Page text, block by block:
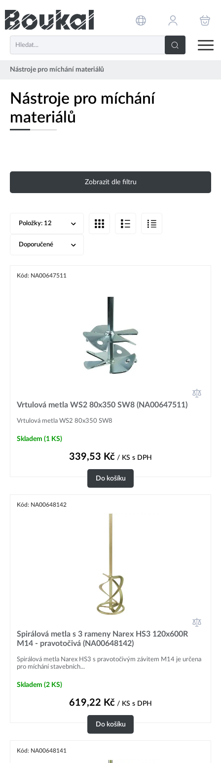
Nástroje pro míchání materiálů
Nástroje pro míchání
materiálů
Zobrazit dle filtru
Položky: 12
Doporučené
Kód: NA00647511
Vrtulová metla WS2 80x350 SW8 (NA00647511)
Vrtulová metla WS2 80x350 SW8
Skladem (1 KS)
339,53 Kč / KS s DPH
Do košíku
Kód: NA00648142
Spirálová metla s 3 rameny Narex HS3 120x600R
M14 - pravotočivá (NA00648142)
Spirálová metla Narex HS3 s pravotočivým závitem M14 je určena
pro míchání stavebních...
Skladem (2 KS)
619,22 Kč / KS s DPH
Do košíku
Kód: NA00648141